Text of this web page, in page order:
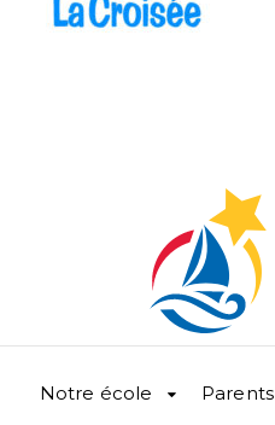
Notre école Parents